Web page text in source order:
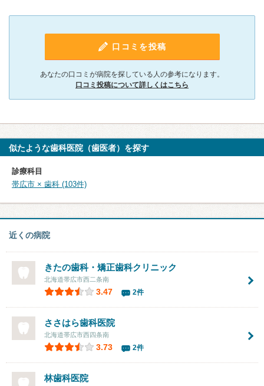
口コミを投稿
あなたの口コミが病院を探している人の参考になります。
口コミ投稿について詳しくはこちら
似たような歯科医院（歯医者）を探す
診療科目
帯広市 × 歯科 (103件)
近くの病院
きたの歯科・矯正歯科クリニック
北海道帯広市西二条南
3.47 2件
ささはら歯科医院
北海道帯広市西四条南
3.73 2件
林歯科医院